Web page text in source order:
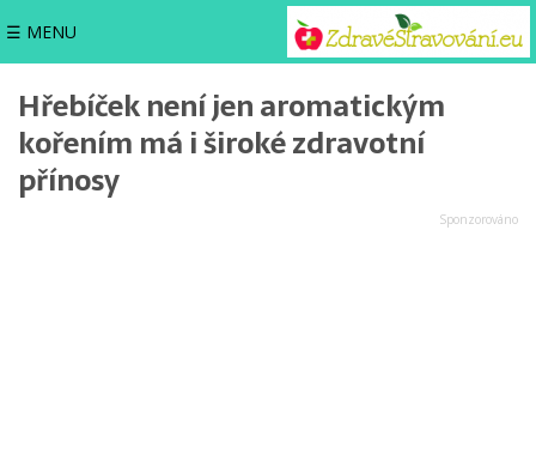
☰ MENU
Hřebíček není jen aromatickým
kořením má i široké zdravotní
přínosy